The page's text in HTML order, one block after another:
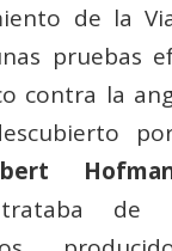
de la
pruebas
contra la
de